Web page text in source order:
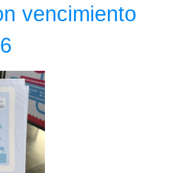
vencimiento